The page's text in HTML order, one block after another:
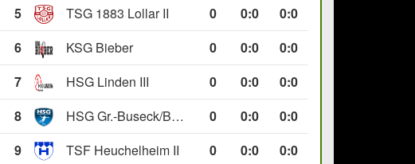
5
TSG 1883 Lollar II 0 0:0
0:0
6
KSG Bieber 0 0:0
0:0
7
HSG Linden III 0 0:0
0:0
8
HSG Gr.-Buseck/Beuern II 0 0:0
0:0
9
TSF Heuchelheim II 0 0:0
0:0